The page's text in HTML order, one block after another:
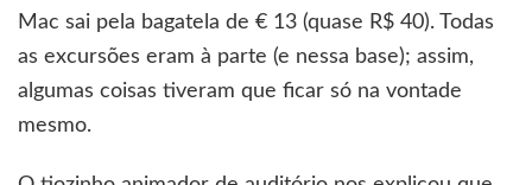
Mac sai pela bagatela de € 13 (quase R$ 40). Todas
as excursões eram à parte (e nessa base); assim,
algumas coisas tiveram que ficar só na vontade
mesmo.